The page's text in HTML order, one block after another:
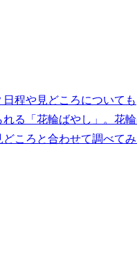
程や見どころについても
る「花輪ばやし」。花
ころと合わせて調べて